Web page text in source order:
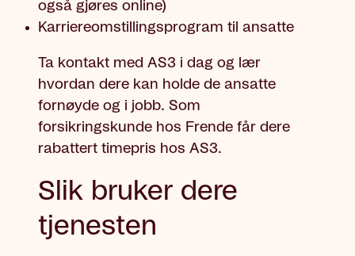
også gjøres online)
Karriereomstillingsprogram til ansatte
Ta kontakt med AS3 i dag og lær
hvordan dere kan holde de ansatte
fornøyde og i jobb. Som
forsikringskunde hos Frende får dere
rabattert timepris hos AS3.
Slik bruker dere
tjenesten